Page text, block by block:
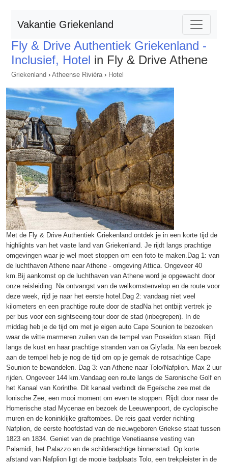
Vakantie Griekenland
Fly & Drive Authentiek Griekenland -
Inclusief, Hotel in Fly & Drive Athene
Griekenland › Atheense Rivièra› Hotel
Met de Fly & Drive Authentiek Griekenland ontdek je in een korte tijd de
highlights van het vaste land van Griekenland. Je rijdt langs prachtige
omgevingen waar je wel moet stoppen om een foto te maken.Dag 1: van
de luchthaven Athene naar Athene - omgeving Attica. Ongeveer 40
km.Bij aankomst op de luchthaven van Athene word je opgewacht door
onze reisleiding. Na ontvangst van de welkomstenvelop en de route voor
deze week, rijd je naar het eerste hotel.Dag 2: vandaag niet veel
kilometers en een prachtige route door de stadNa het ontbijt vertrek je
per bus voor een sightseeing-tour door de stad (inbegrepen). In de
middag heb je de tijd om met je eigen auto Cape Sounion te bezoeken
waar de witte marmeren zuilen van de tempel van Poseidon staan. Rijd
langs de kust en haar prachtige stranden van oa Glyfada. Na een bezoek
aan de tempel heb je nog de tijd om op je gemak de rotsachtige Cape
Sounion te bewandelen. Dag 3: van Athene naar Tolo/Nafplion. Max 2 uur
rijden. Ongeveer 144 km.Vandaag een route langs de Saronische Golf en
het Kanaal van Korinthe. Dit kanaal verbindt de Egeïsche zee met de
Ionische Zee, een mooi moment om even te stoppen. Rijdt door naar de
Homerische stad Mycenae en bezoek de Leeuwenpoort, de cyclopische
muren en de koninklijke graftombes. De reis gaat verder richting
Nafplion, de eerste hoofdstad van de nieuwgeboren Griekse staat tussen
1823 en 1834. Geniet van de prachtige Venetiaanse vesting van
Palamidi, het Palazzo en de schilderachtige binnenstad. Op korte
afstand van Nafplion ligt de mooie badplaats Tolo, een trekpleister in de